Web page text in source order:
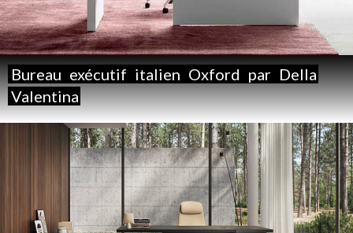
Bureau exécutif italien Oxford par Della
Valentina